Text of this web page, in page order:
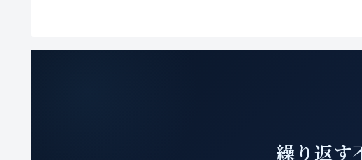
繰り返す